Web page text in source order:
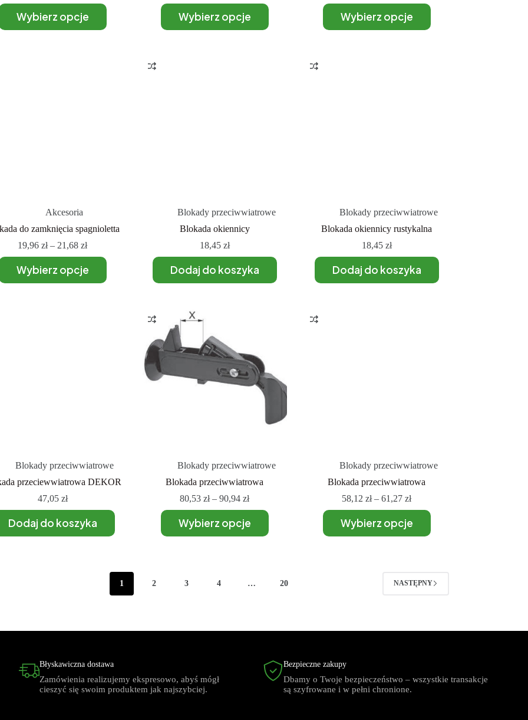
Wybierz opcje Wybierz opcje Wybierz opcje
Akcesoria
do zamknięcia spagnioletta
19,96zł– 21,68zł
Wybierz opcje
Blokady przeciwwiatrowe
Blokada okiennicy
18,45 zł
Dodaj do koszyka
Blokady przeciwwiatrowe
Blokada okiennicy rustykalna
18,45 zł
Dodaj do koszyka
Blokady przeciwwiatrowe
przeciewwiatrowa DEKOR
47,05 zł
Dodaj do koszyka
Blokady przeciwwiatrowe
Blokada przeciwwiatrowa
80,53zł–90,94zł
Wybierz opcje
Blokady przeciwwiatrowe
Blokada przeciwwiatrowa
58,12zł–61,27zł
Wybierz opcje
1 2 3 4 … 20 NASTĘPNY
Błyskawiczna dostawa
Zamówienia realizujemy ekspresowo, abyś mógł
cieszyć się swoim produktem jak najszybciej.
Bezpieczne zakupy
Dbamy o Twoje bezpieczeństwo – wszystkie transakcje
są szyfrowane i w pełni chronione.